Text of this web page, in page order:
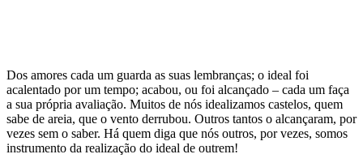
Dos amores cada um guarda as suas lembranças; o ideal foi
acalentado por um tempo; acabou, ou foi alcançado – cada um faça
a sua própria avaliação. Muitos de nós idealizamos castelos, quem
sabe de areia, que o vento derrubou. Outros tantos o alcançaram, por
vezes sem o saber. Há quem diga que nós outros, por vezes, somos
instrumento da realização do ideal de outrem!